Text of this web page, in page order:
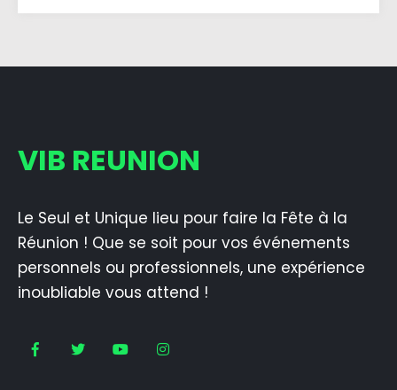
VIB REUNION
Le Seul et Unique lieu pour faire la Fête à la
Réunion ! Que se soit pour vos événements
personnels ou professionnels, une expérience
inoubliable vous attend !